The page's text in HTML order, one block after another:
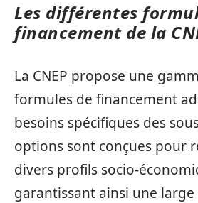
Les différentes
financement de la
La CNEP propose une
formules de financement
besoins spécifiques des
options sont conçues pour
divers profils socio-
garantissant ainsi une large